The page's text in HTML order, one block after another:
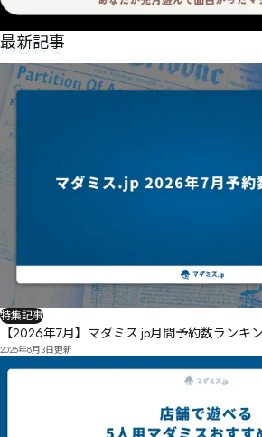
NEWS
最新記事
特集記事
【2026年7月】マダミス.jp月間予約数ランキ
2026年8月3日更新